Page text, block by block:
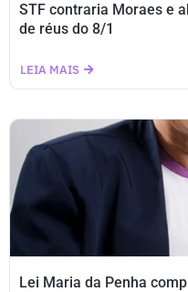
STF contraria Moraes e
de réus do 8/1
LEIA MAIS
Lei Maria da Penha